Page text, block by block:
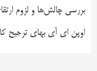
بررسی چالش‌ها و لزوم
اوپن ای آی بهای ترجیح